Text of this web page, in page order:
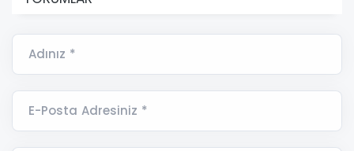
Adınız *
E-Posta Adresiniz *